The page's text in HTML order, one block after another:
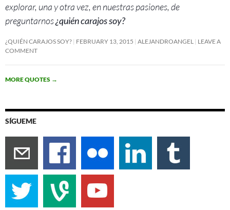
explorar, una y otra vez, en nuestras pasiones, de
preguntarnos¿quién carajos soy?
¿QUIÉN CARAJOS SOY? FEBRUARY 13, 2015 ALEJANDROANGEL
LEAVE A
COMMENT
MORE QUOTES →
SÍGUEME